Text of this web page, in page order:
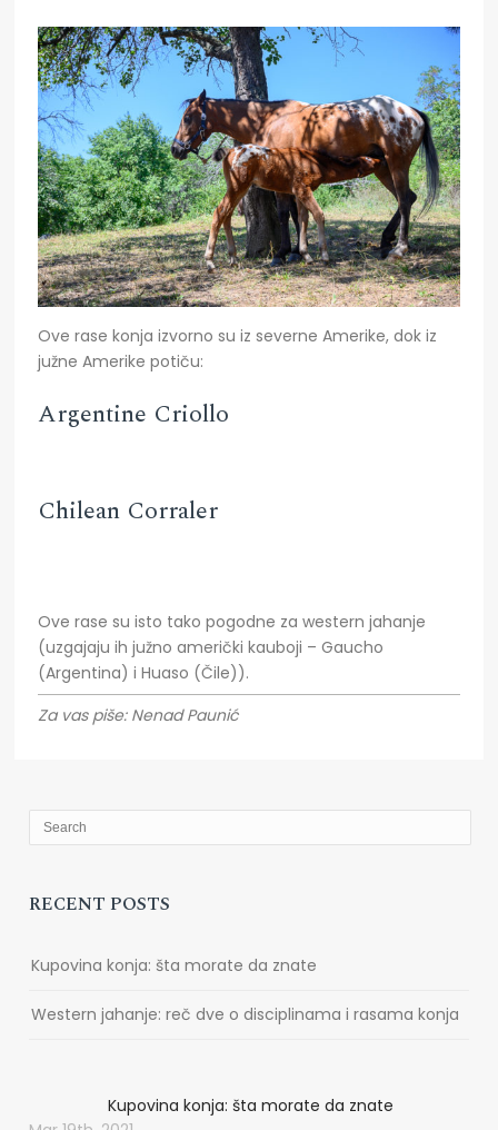
Ove rase konja izvorno su iz severne Amerike, dok iz
južne Amerike potiču:
Argentine Criollo
Chilean Corraler
Ove rase su isto tako pogodne za western jahanje
(uzgajaju ih južno američki kauboji – Gaucho
(Argentina) i Huaso (Čile)).
Za vas piše: Nenad Paunić
RECENT POSTS
Kupovina konja: šta morate da znate
Western jahanje: reč dve o disciplinama i rasama konja
Kupovina konja: šta morate da znate